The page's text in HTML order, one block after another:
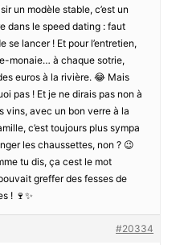
un modèle stable, c’est un
dans le speed dating : faut
se lancer ! Et pour l’entretien,
monaie… à chaque sotrie,
euros à la rivière. 😂 Mais
pas ! Et je ne dirais pas non à
vins, avec un bon verre à la
c’est toujours plus sympa
les chaussettes, non ? 😉
tu dis, ça cest le mot
greffer des fesses de
! 🍷✨
#20334